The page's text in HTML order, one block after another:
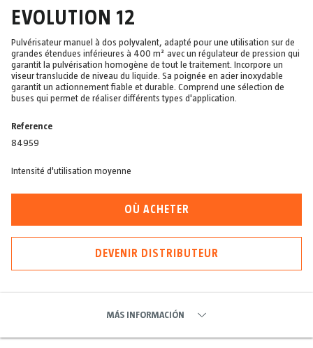
EVOLUTION 12
Pulvérisateur manuel à dos polyvalent, adapté pour une utilisation sur de
grandes étendues inférieures à 400 m² avec un régulateur de pression qui
garantit la pulvérisation homogène de tout le traitement. Incorpore un
viseur translucide de niveau du liquide. Sa poignée en acier inoxydable
garantit un actionnement fiable et durable. Comprend une sélection de
buses qui permet de réaliser différents types d'application.
Reference
84959
Intensité d'utilisation moyenne
OÙ ACHETER
DEVENIR DISTRIBUTEUR
MÁS INFORMACIÓN